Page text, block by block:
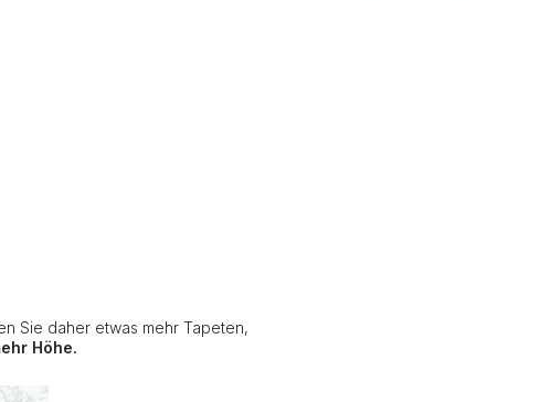
Sie daher etwas mehr Tapeten,
Höhe.